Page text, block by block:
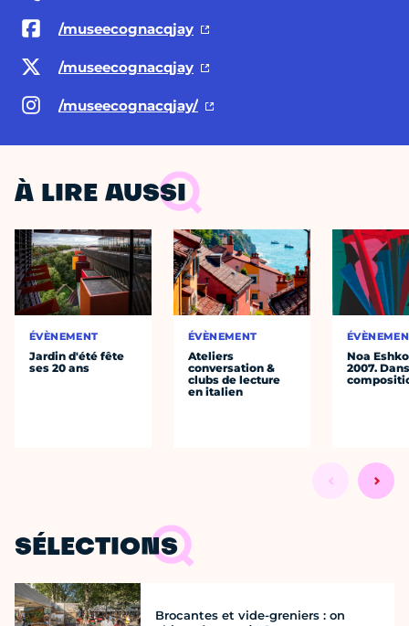
/museecognacqjay
/museecognacqjay
/museecognacqjay/
À LIRE AUSSI
ÉVÈNEMENT
Jardin d'été fête
ses 20 ans
ÉVÈNEMENT
Ateliers
conversation &
clubs de lecture
en italien
Noa
2007.
SÉLECTIONS
Brocantes et vide-greniers : on